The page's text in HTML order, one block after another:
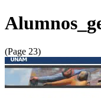
(Page 23)